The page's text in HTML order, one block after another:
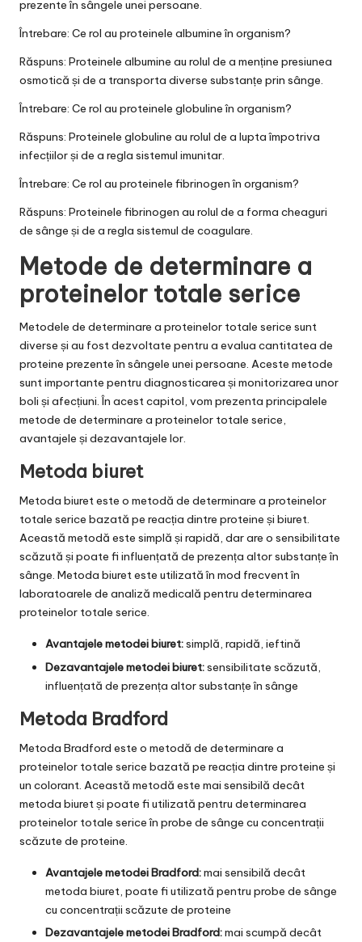
prezente în sângele unei persoane.
Întrebare: Ce rol au proteinele albumine în organism?
Răspuns: Proteinele albumine au rolul de a menține presiunea
osmotică și de a transporta diverse substanțe prin sânge.
Întrebare: Ce rol au proteinele globuline în organism?
Răspuns: Proteinele globuline au rolul de a lupta împotriva
infecțiilor și de a regla sistemul imunitar.
Întrebare: Ce rol au proteinele fibrinogen în organism?
Răspuns: Proteinele fibrinogen au rolul de a forma cheaguri
de sânge și de a regla sistemul de coagulare.
Metode de determinare a
proteinelor totale serice
Metodele de determinare a proteinelor totale serice sunt
diverse și au fost dezvoltate pentru a evalua cantitatea de
proteine prezente în sângele unei persoane. Aceste metode
sunt importante pentru diagnosticarea și monitorizarea unor
boli și afecțiuni. În acest capitol, vom prezenta principalele
metode de determinare a proteinelor totale serice,
avantajele și dezavantajele lor.
Metoda biuret
Metoda biuret este o metodă de determinare a proteinelor
totale serice bazată pe reacția dintre proteine și biuret.
Această metodă este simplă și rapidă, dar are o sensibilitate
scăzută și poate fi influențată de prezența altor substanțe în
sânge. Metoda biuret este utilizată în mod frecvent în
laboratoarele de analiză medicală pentru determinarea
proteinelor totale serice.
Avantajele metodei biuret:simplă, rapidă, ieftină
Dezavantajele metodei biuret:sensibilitate scăzută,
influențată de prezența altor substanțe în sânge
Metoda Bradford
Metoda Bradford este o metodă de determinare a
proteinelor totale serice bazată pe reacția dintre proteine și
un colorant. Această metodă este mai sensibilă decât
metoda biuret și poate fi utilizată pentru determinarea
proteinelor totale serice în probe de sânge cu concentrații
scăzute de proteine.
Avantajele metodei Bradford:mai sensibilă decât
metoda biuret, poate fi utilizată pentru probe de sânge
cu concentrații scăzute de proteine
Dezavantajele metodei Bradford:mai scumpă decât